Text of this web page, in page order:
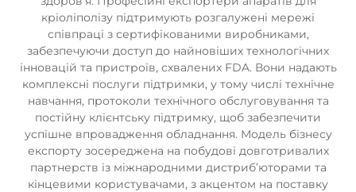
кріоліполізу підтримують розгалужені мережі
співпраці з сертифікованими виробниками,
забезпечуючи доступ до найновіших технологічних
інновацій та пристроїв, схвалених FDA. Вони надають
комплексні послуги підтримки, у тому числі технічне
навчання, протоколи технічного обслуговування та
постійну клієнтську підтримку, щоб забезпечити
успішне впровадження обладнання. Модель бізнесу
експорту зосереджена на побудові довготривалих
партнерств із міжнародними дистриб’юторами та
кінцевими користувачами, з акцентом на поставку